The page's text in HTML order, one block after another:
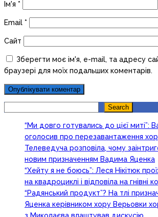
Ім'я *
Email *
Сайт
Зберегти моє ім'я, e-mail, та адресу
браузері для моїх подальших коментарів.
Search
“Ми довго готувались до цієї миті”:
оголосив про перезавантаження
Телеведуча розповіла, чому
новим призначенням Вадима Яценка
“Хейту я не боюсь”: Леся Нікітюк
на квадроциклі і відповіла на гнівні
“Радянський продукт”? На тлі
Яценка керівником хору Верьовки
з Миколаєва влаштував дискусію